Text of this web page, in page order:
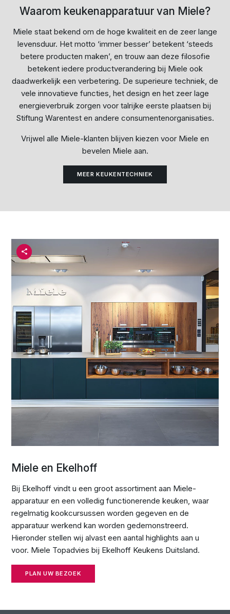
Waarom keukenapparatuur van Miele?
Miele staat bekend om de hoge kwaliteit en de zeer lange
levensduur. Het motto ‘immer besser’ betekent ‘steeds
betere producten maken’, en trouw aan deze filosofie
betekent iedere productverandering bij Miele ook
daadwerkelijk een verbetering. De superieure techniek, de
vele innovatieve functies, het design en het zeer lage
energieverbruik zorgen voor talrijke eerste plaatsen bij
Stiftung Warentest en andere consumentenorganisaties.
Vrijwel alle Miele-klanten blijven kiezen voor Miele en
bevelen Miele aan.
MEER KEUKENTECHNIEK
Miele en Ekelhoff
Bij Ekelhoff vindt u een groot assortiment aan Miele-
apparatuur en een volledig functionerende keuken, waar
regelmatig kookcursussen worden gegeven en de
apparatuur werkend kan worden gedemonstreerd.
Hieronder stellen wij alvast een aantal highlights aan u
voor. Miele Topadvies bij Ekelhoff Keukens Duitsland.
PLAN UW BEZOEK